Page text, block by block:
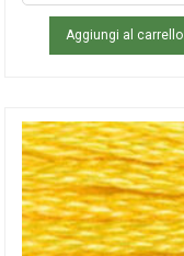
Aggiungi al carrello